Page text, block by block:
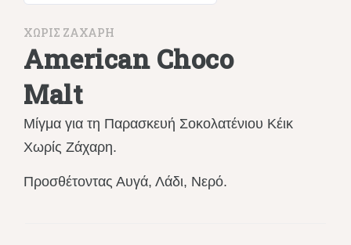
XΩΡΙΣ ΖΑΧΑΡΗ
American Choco
Malt
Μίγμα για τη Παρασκευή Σοκολατένιου Κέικ
Χωρίς Ζάχαρη.
Προσθέτοντας Αυγά, Λάδι, Νερό.